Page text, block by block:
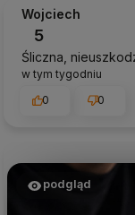
Wojciech
5
Śliczna,
w tym tygodniu
0
0
podgląd